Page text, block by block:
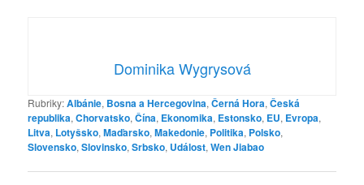
Dominika Wygrysová
Rubriky:Albánie, Bosna a Hercegovina,Černá Hora,Česká
republika,Chorvatsko,Čína, Ekonomika, Estonsko, EU, Evropa,
Litva, Lotyšsko,Maďarsko,Makedonie, Politika, Polsko,
Slovensko,Slovinsko,Srbsko, Událost,Wen Jiabao